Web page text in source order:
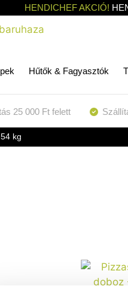
HENDICHEF AKCIÓ!
Hűtők & Fagyasztók
25 000 Ft felett
kg